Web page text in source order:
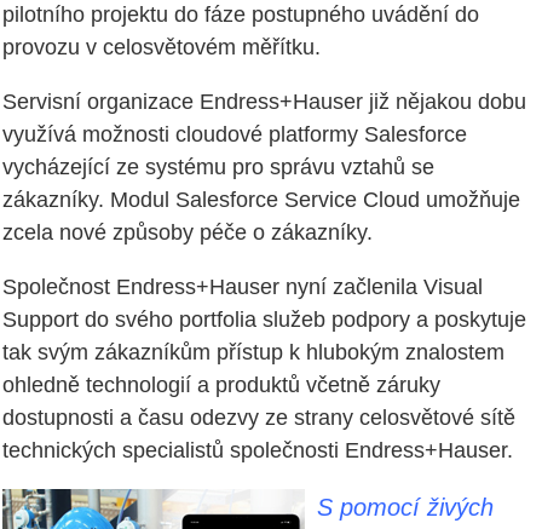
pilotního projektu do fáze postupného uvádění do
provozu v celosvětovém měřítku.
Servisní organizace Endress+Hauser již nějakou dobu
využívá možnosti cloudové platformy Salesforce
vycházející ze systému pro správu vztahů se
zákazníky. Modul Salesforce Service Cloud umožňuje
zcela nové způsoby péče o zákazníky.
Společnost Endress+Hauser nyní začlenila Visual
Support do svého portfolia služeb podpory a poskytuje
tak svým zákazníkům přístup k hlubokým znalostem
ohledně technologií a produktů včetně záruky
dostupnosti a času odezvy ze strany celosvětové sítě
technických specialistů společnosti Endress+Hauser.
S pomocí živých